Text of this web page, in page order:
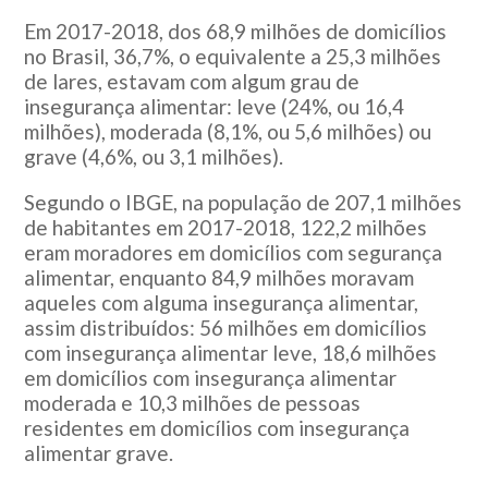
Em 2017-2018, dos 68,9 milhões de domicílios
no Brasil, 36,7%, o equivalente a 25,3 milhões
de lares, estavam com algum grau de
insegurança alimentar: leve (24%, ou 16,4
milhões), moderada (8,1%, ou 5,6 milhões) ou
grave (4,6%, ou 3,1 milhões).
Segundo o IBGE, na população de 207,1 milhões
de habitantes em 2017-2018, 122,2 milhões
eram moradores em domicílios com segurança
alimentar, enquanto 84,9 milhões moravam
aqueles com alguma insegurança alimentar,
assim distribuídos: 56 milhões em domicílios
com insegurança alimentar leve, 18,6 milhões
em domicílios com insegurança alimentar
moderada e 10,3 milhões de pessoas
residentes em domicílios com insegurança
alimentar grave.